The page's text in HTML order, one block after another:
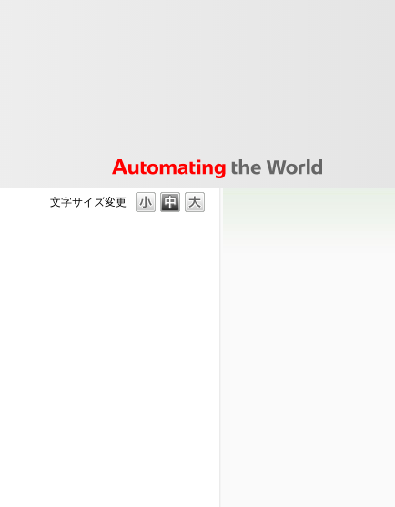
文字サイズ変更